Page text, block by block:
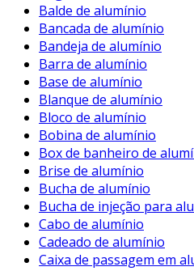
Praticidade: Disponíveis
formas (spray, líquido,
fáceis de aplicar.
Sustentabilidade
biodegradáveis,
redução do impacto
Características do
Os desengraxantes para
por suas características
uma limpeza eficiente. Entre
características, podemos incluir:
Formulação Específica:
Balde de alumínio
Bancada de alumínio
Bandeja de alumínio
Barra de alumínio
Base de alumínio
Blanque de alumínio
Bloco de alumínio
Bobina de alumínio
Box de banheiro de
Brise de alumínio
Bucha de alumínio
Bucha de injeção para
Cabo de alumínio
Cadeado de alumínio
Caixa de passagem em